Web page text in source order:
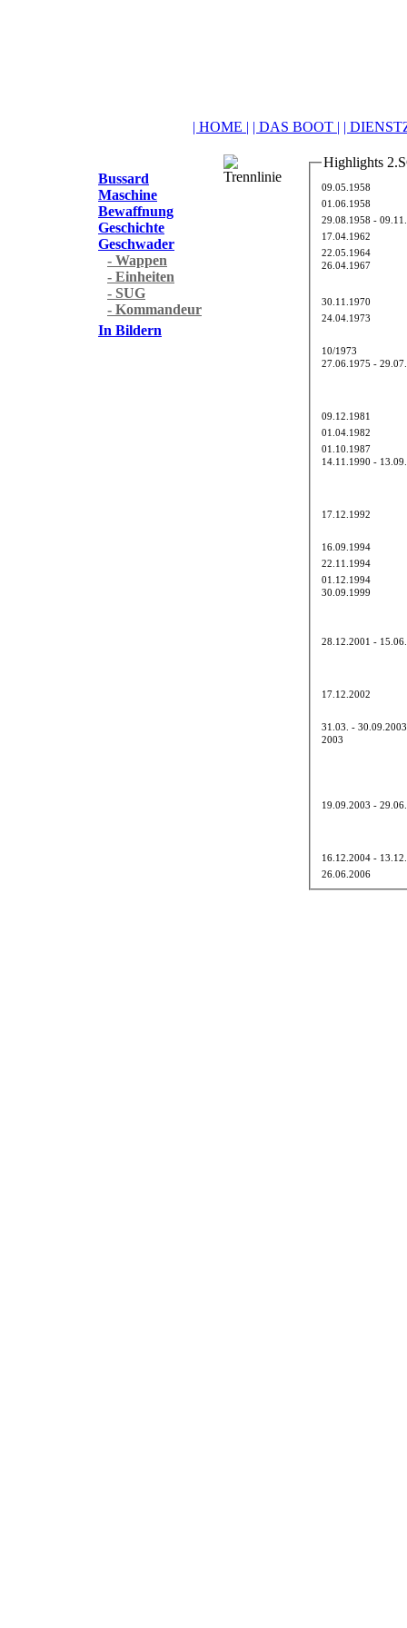
| HOME | | DAS BOOT | |
Bussard
Maschine
Bewaffnung
Geschichte
Geschwader
- Wappen
- Einheiten
- SUG
- Kommandeur
In Bildern
Highlights
09.05.1958
01.06.1958
29.08.1958 -
17.04.1962
22.05.1964
26.04.1967
30.11.1970
24.04.1973
10/1973
27.06.1975 -
09.12.1981
01.04.1982
01.10.1987
14.11.1990 -
17.12.1992
16.09.1994
22.11.1994
01.12.1994
30.09.1999
28.12.2001 -
17.12.2002
31.03. - 30.09.2003
2003
19.09.2003 -
16.12.2004 -
26.06.2006